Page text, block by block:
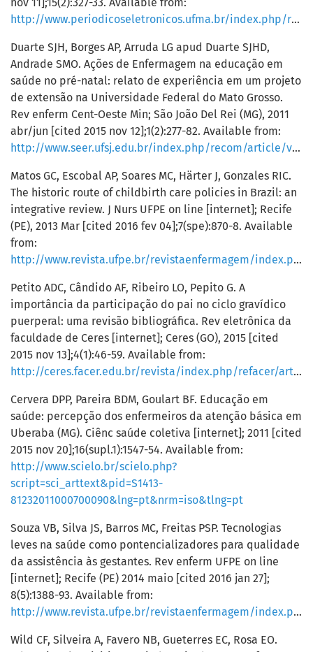
nov 11];15(2):327-33. Available from:
http://www.periodicoseletronicos.ufma.br/index.php/rppublica/article/view/849/871
Duarte SJH, Borges AP, Arruda LG apud Duarte SJHD,
Andrade SMO. Ações de Enfermagem na educação em
saúde no pré-natal: relato de experiência em um projeto
de extensão na Universidade Federal do Mato Grosso.
Rev enferm Cent-Oeste Min; São João Del Rei (MG), 2011
abr/jun [cited 2015 nov 12];1(2):277-82. Available from:
http://www.seer.ufsj.edu.br/index.php/recom/article/view/13/122
Matos GC, Escobal AP, Soares MC, Härter J, Gonzales RIC.
The historic route of childbirth care policies in Brazil: an
integrative review. J Nurs UFPE on line [internet]; Recife
(PE), 2013 Mar [cited 2016 fev 04];7(spe):870-8. Available
from:
http://www.revista.ufpe.br/revistaenfermagem/index.php/revista/article/view/3347/pdf_2232
Petito ADC, Cândido AF, Ribeiro LO, Pepito G. A
importância da participação do pai no ciclo gravídico
puerperal: uma revisão bibliográfica. Rev eletrônica da
faculdade de Ceres [internet]; Ceres (GO), 2015 [cited
2015 nov 13];4(1):46-59. Available from:
http://ceres.facer.edu.br/revista/index.php/refacer/article/view/70/46
Cervera DPP, Pareira BDM, Goulart BF. Educação em
saúde: percepção dos enfermeiros da atenção básica em
Uberaba (MG). Ciênc saúde coletiva [internet]; 2011 [cited
2015 nov 20];16(supl.1):1547-54. Available from:
http://www.scielo.br/scielo.php?
script=sci_arttext&pid=S1413-
81232011000700090&lng=pt&nrm=iso&tlng=pt
Souza VB, Silva JS, Barros MC, Freitas PSP. Tecnologias
leves na saúde como pontencializadores para qualidade
da assistência às gestantes. Rev enferm UFPE on line
[internet]; Recife (PE) 2014 maio [cited 2016 jan 27];
8(5):1388-93. Available from:
http://www.revista.ufpe.br/revistaenfermagem/index.php/revista/article/view/5023/pdf_5133
Wild CF, Silveira A, Favero NB, Gueterres EC, Rosa EO.